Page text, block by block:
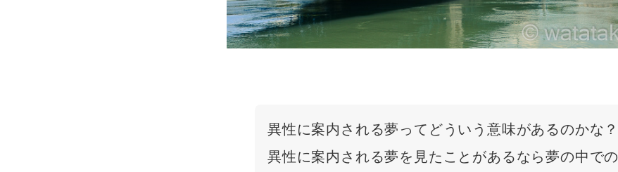
異性に案内される夢ってどういう意味があるのかな？
異性に案内される夢を見たことがあるなら夢の中での